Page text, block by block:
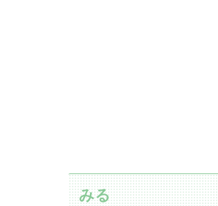
みる